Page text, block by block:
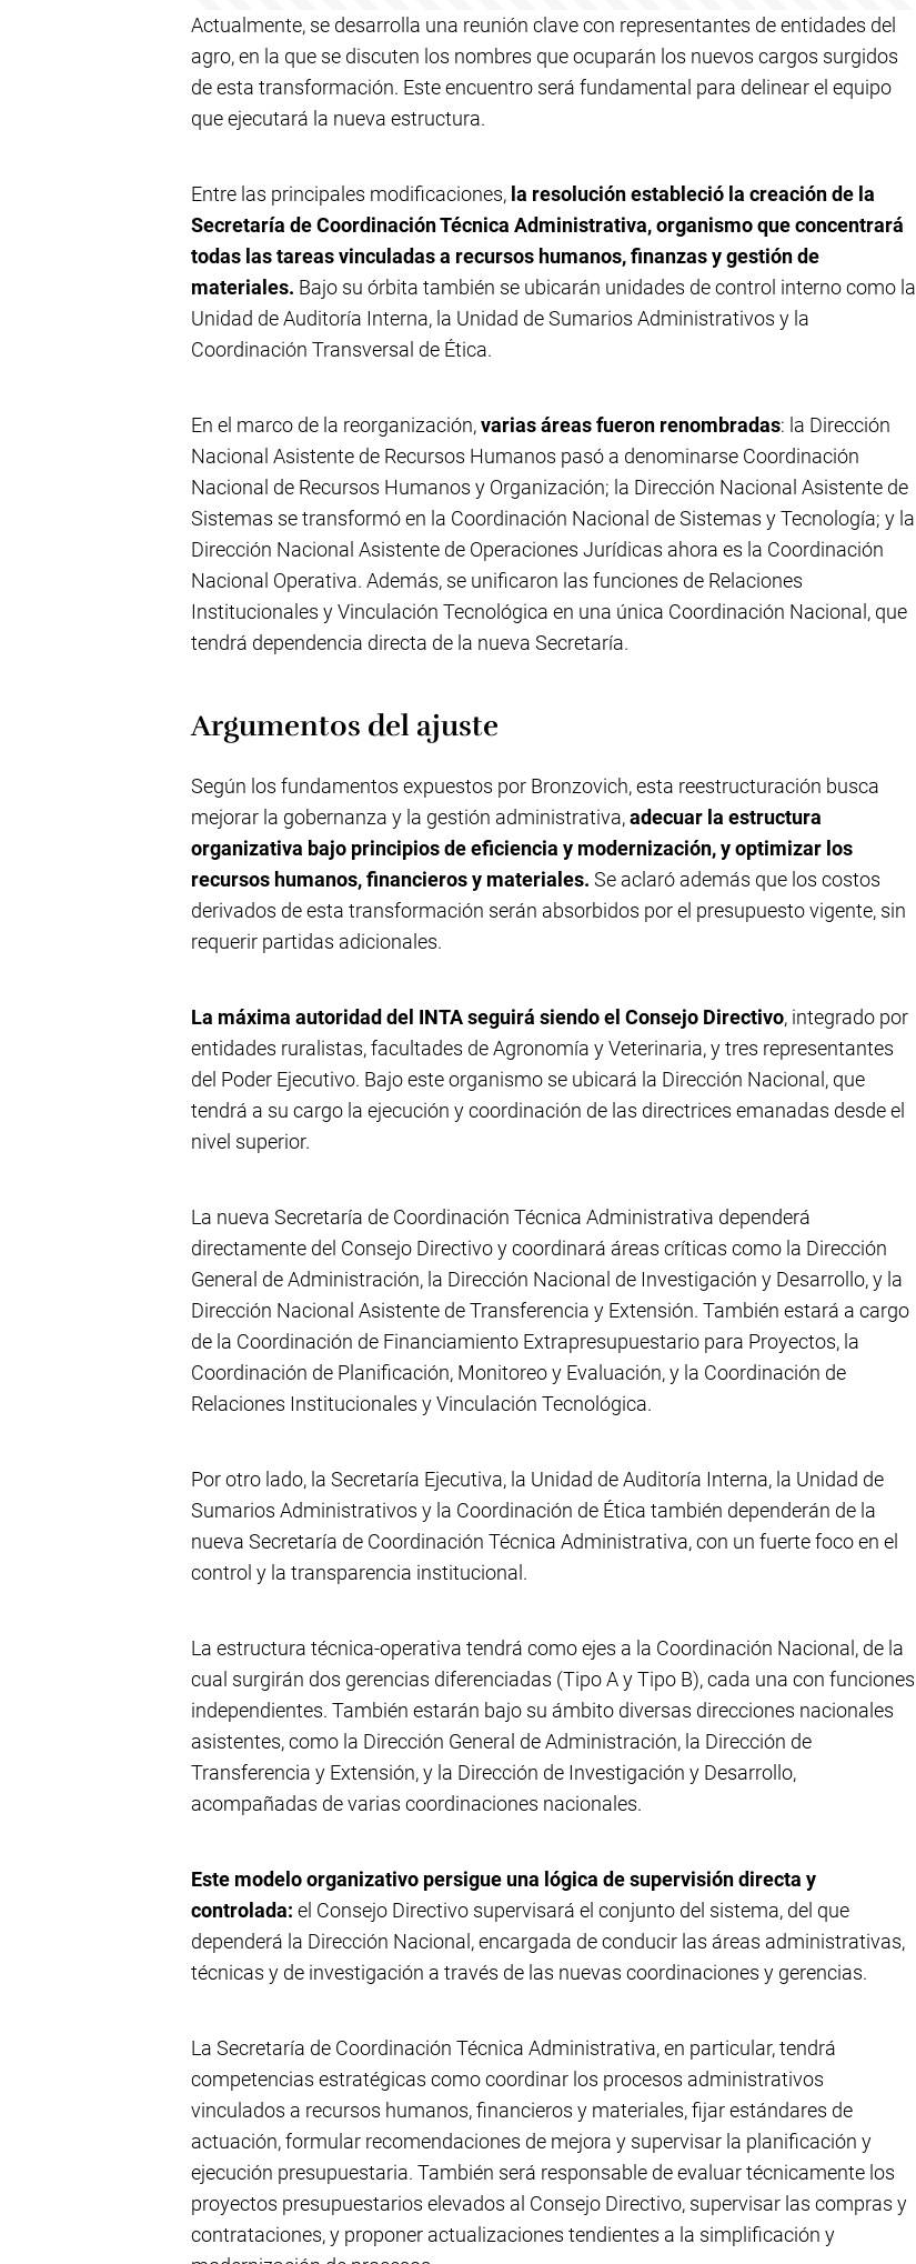
Actualmente, se desarrolla una reunión clave con representantes de entidades del
agro, en la que se discuten los nombres que ocuparán los nuevos cargos surgidos
de esta transformación. Este encuentro será fundamental para delinear el equipo
que ejecutará la nueva estructura.
Entre las principales modificaciones, la resolución estableció la creación de la
Secretaría de Coordinación Técnica Administrativa, organismo que concentrará
todas las tareas vinculadas a recursos humanos, finanzas y gestión de
materiales. Bajo su órbita también se ubicarán unidades de control interno como la
Unidad de Auditoría Interna, la Unidad de Sumarios Administrativos y la
Coordinación Transversal de Ética.
En el marco de la reorganización,varias áreas fueron renombradas: la Dirección
Nacional Asistente de Recursos Humanos pasó a denominarse Coordinación
Nacional de Recursos Humanos y Organización; la Dirección Nacional Asistente de
Sistemas se transformó en la Coordinación Nacional de Sistemas y Tecnología; y la
Dirección Nacional Asistente de Operaciones Jurídicas ahora es la Coordinación
Nacional Operativa. Además, se unificaron las funciones de Relaciones
Institucionales y Vinculación Tecnológica en una única Coordinación Nacional, que
tendrá dependencia directa de la nueva Secretaría.
Argumentos del ajuste
Según los fundamentos expuestos por Bronzovich, esta reestructuración busca
mejorar la gobernanza y la gestión administrativa,adecuar la estructura
organizativa bajo principios de eficiencia y modernización, y optimizar los
recursos humanos, financieros y materiales. Se aclaró además que los costos
derivados de esta transformación serán absorbidos por el presupuesto vigente, sin
requerir partidas adicionales.
La máxima autoridad del INTA seguirá siendo el Consejo Directivo, integrado por
entidades ruralistas, facultades de Agronomía y Veterinaria, y tres representantes
del Poder Ejecutivo. Bajo este organismo se ubicará la Dirección Nacional, que
tendrá a su cargo la ejecución y coordinación de las directrices emanadas desde el
nivel superior.
La nueva Secretaría de Coordinación Técnica Administrativa dependerá
directamente del Consejo Directivo y coordinará áreas críticas como la Dirección
General de Administración, la Dirección Nacional de Investigación y Desarrollo, y la
Dirección Nacional Asistente de Transferencia y Extensión. También estará a cargo
de la Coordinación de Financiamiento Extrapresupuestario para Proyectos, la
Coordinación de Planificación, Monitoreo y Evaluación, y la Coordinación de
Relaciones Institucionales y Vinculación Tecnológica.
Por otro lado, la Secretaría Ejecutiva, la Unidad de Auditoría Interna, la Unidad de
Sumarios Administrativos y la Coordinación de Ética también dependerán de la
nueva Secretaría de Coordinación Técnica Administrativa, con un fuerte foco en el
control y la transparencia institucional.
La estructura técnica-operativa tendrá como ejes a la Coordinación Nacional, de la
cual surgirán dos gerencias diferenciadas (Tipo A y Tipo B), cada una con funciones
independientes. También estarán bajo su ámbito diversas direcciones nacionales
asistentes, como la Dirección General de Administración, la Dirección de
Transferencia y Extensión, y la Dirección de Investigación y Desarrollo,
acompañadas de varias coordinaciones nacionales.
Este modelo organizativo persigue una lógica de supervisión directa y
controlada: el Consejo Directivo supervisará el conjunto del sistema, del que
dependerá la Dirección Nacional, encargada de conducir las áreas administrativas,
técnicas y de investigación a través de las nuevas coordinaciones y gerencias.
La Secretaría de Coordinación Técnica Administrativa, en particular, tendrá
competencias estratégicas como coordinar los procesos administrativos
vinculados a recursos humanos, financieros y materiales, fijar estándares de
actuación, formular recomendaciones de mejora y supervisar la planificación y
ejecución presupuestaria. También será responsable de evaluar técnicamente los
proyectos presupuestarios elevados al Consejo Directivo, supervisar las compras y
contrataciones, y proponer actualizaciones tendientes a la simplificación y